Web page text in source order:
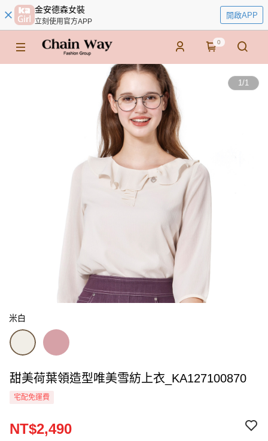
金安德森女裝
立刻使用官方APP
開啟APP
0
1/1
米白
甜美荷葉領造型唯美雪紡上衣_KA127100870
宅配免運費
NT$2,490